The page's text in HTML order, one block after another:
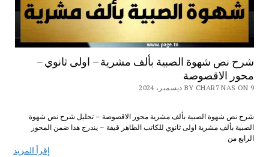
شرح نص شهوة الصبية بألف مشرية – اولى ثانوي –
محور الاقصوصة
BY CHAR7 NAS ON 9 ديسمبر، 2024
شرح نص شهوة الصبية بألف مشرية محور الاقصوصة – تحليل شرح نص شهوة
الصبية بألف مشرية اولى ثانوي للكاتب الطاهر قيقة – يندرج هذا ضمن المحور
الرابع من
إقرأ المزيد